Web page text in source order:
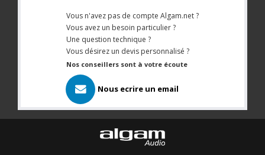
Vous n'avez pas de compte Algam.net ?
Vous avez un besoin particulier ?
Une question technique ?
Vous désirez un devis personnalisé ?
Nos conseillers sont à votre écoute
Nous ecrire un email